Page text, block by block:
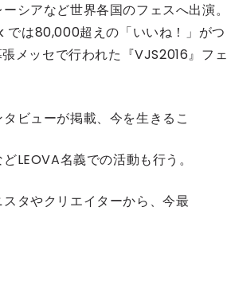
シアなど世界各国のフェスへ出演。
は80,000超えの「いいね！」がつ
メッセで行われた『VJS2016』フェ
ビューが掲載、今を生きるこ
LEOVA名義での活動も行う。
タやクリエイターから、今最